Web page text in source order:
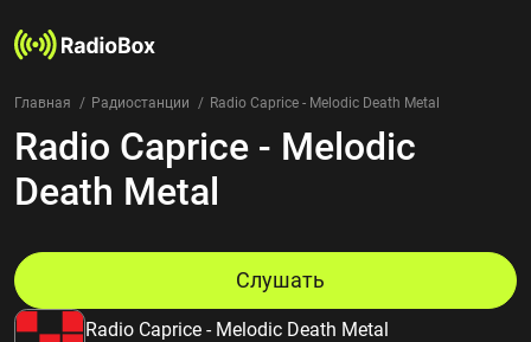
Радиостанции
Жанры
Страны
Избранное
Главная Радиостанции Radio Caprice - Melodic Death Metal
Radio Caprice - Melodic
Death Metal
Radio Caprice - Melodic Death Metal
Слушать